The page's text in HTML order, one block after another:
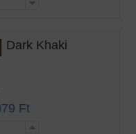
Dark Khaki
Ft